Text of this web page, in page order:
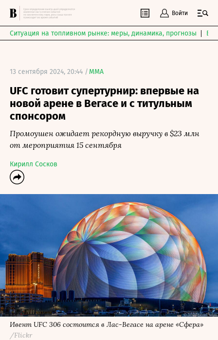
Войти
Ситуация на топливном рынке: меры, динамика, прогнозы
13 сентября 2024, 20:44 / MMA
UFC готовит супертурнир: впервые на
новой арене в Вегасе и с титульным
спонсором
Промоушен ожидает рекордную выручку в $23 млн
от мероприятия 15 сентября
Кирилл Сосков
Ивент UFC 306 состоится в Лас-Вегасе на арене «Сфера»
/Flickr